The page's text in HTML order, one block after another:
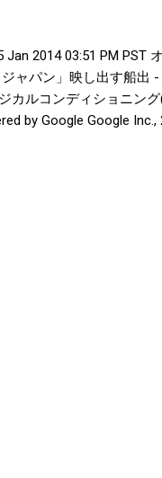
2014 03:51 PM PST
ャパン」映し出す船出
ルコンディショニン
by Google Google